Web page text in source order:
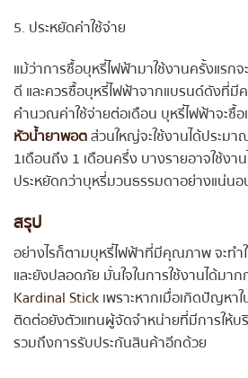
5. ประหยัดค่าใช้จ่าย
แม้ว่าการซื้อบุหรี่ไฟฟ้ามาใช้งานครั้งแรก
ดี และควรซื้อบุหรี่ไฟฟ้าจากแบรนด์ดังที่มี
คำนวณค่าใช้จ่ายต่อเดือน บุหรี่ไฟฟ้าจะซื้อ
หัวน้ำยาพอตส่วนใหญ่จะใช้งานได้ประม
1เดือนถึง 1 เดือนครึ่ง บางรายอาจใช้งา
ประหยัดกว่าบุหรี่มวนธรรมดาอย่างแน่นอ
สรุป
อย่างไรก็ตามบุหรี่ไฟฟ้าที่มีคุณภาพ จะท
และยังปลอดภัย มั่นใจในการใช้งานได้มา
Kardinal Stickเพราะหากเมื่อเกิดปัญหา
ติดต่อยังตัวแทนผู้จัดจำหน่ายที่มีการให้บ
รวมถึงการรับประกันสินค้าอีกด้วย